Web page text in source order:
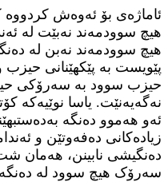
ئاماژەی بۆ ئەوەش
هیچ سوودمەند نەبێت لە
هیچ سوودمەند نەبن لە
پێویست بە پێکهێنانی حیزب
حیزب سوود بە سەرۆکی
نەگەیەنێت. یاسا نوێیەکە
ئەو هەموو دەنگە
زیادەکانی دەفەوتێن و
دەنگیشی نابینن، هەمان
سەرۆک هیچ سوود لە